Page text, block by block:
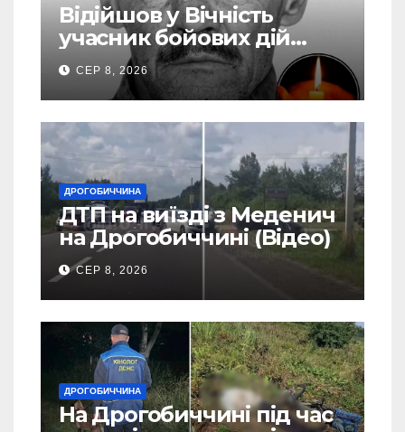
Відійшов у Вічність
учасник бойових дій
Василь Іваникович зі
Станилі
СЕР 8, 2026
ДРОГОБИЧЧИНА
ДТП на виїзді з Меденич
на Дрогобиччині (Відео)
СЕР 8, 2026
ДРОГОБИЧЧИНА
На Дрогобиччині під час